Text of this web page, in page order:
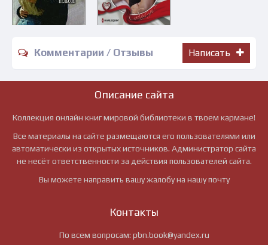
Комментарии / Отзывы Написать
Описание сайта
Коллекция онлайн книг мировой библиотеки в твоем кармане!
Все материалы на сайте размещаются его пользователями или
автоматически из открытых источников. Администратор сайта
не несёт ответственности за действия пользователей сайта.
Вы можете направить вашу жалобу на нашу почту
Контакты
По всем вопросам: pbn.book@yandex.ru